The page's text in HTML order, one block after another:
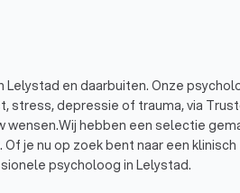
en daarbuiten. Onze
stress, depressie of trauma, via
hebben een selectie
je nu op zoek bent naar een klinisch
psycholoog in Lelystad.